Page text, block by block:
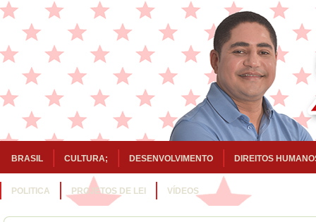
BRASIL CULTURA; DESENVOLVIMENTO DIREITOS
POLITICA PROJETOS DE LEI VÍDEOS